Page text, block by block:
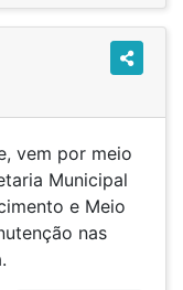
vem por meio
Municipal
e Meio
nas